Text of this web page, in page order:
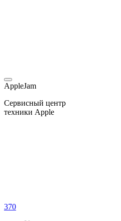
AppleJam
Сервисный центр
техники Apple
370